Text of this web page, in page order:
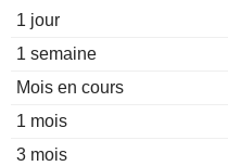
1 jour
1 semaine
Mois en cours
1 mois
3 mois